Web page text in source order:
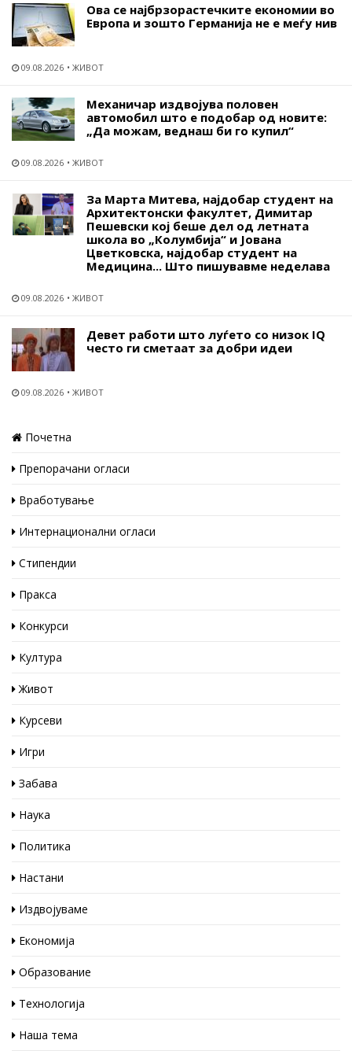
Ова се најбрзорастечките економии во
Европа и зошто Германија не е меѓу нив
09.08.2026 ЖИВОТ
Механичар издвојува половен
автомобил што е подобар од новите:
„Да можам, веднаш би го купил“
09.08.2026 ЖИВОТ
За Марта Митева, најдобар студент на
Архитектонски факултет, Димитар
Пешевски кој беше дел од летната
школа во „Колумбија“ и Јована
Цветковска, најдобар студент на
Медицина... Што пишувавме неделава
09.08.2026 ЖИВОТ
Девет работи што луѓето со низок IQ
често ги сметаат за добри идеи
09.08.2026 ЖИВОТ
Почетна
Препорачани огласи
Вработување
Интернационални огласи
Стипендии
Пракса
Конкурси
Култура
Живот
Курсеви
Игри
Забава
Наука
Политика
Настани
Издвојуваме
Економија
Образование
Технологија
Наша тема